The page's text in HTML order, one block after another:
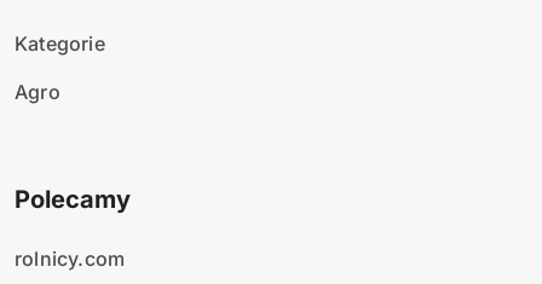
Kategorie
Agro
Polecamy
rolnicy.com